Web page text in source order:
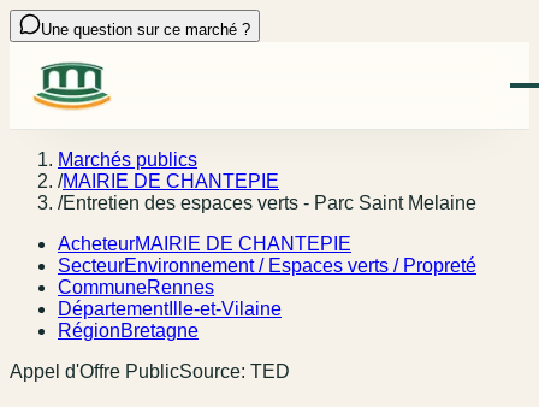
Une question sur ce marché ?
Marchés publics
/MAIRIE DE CHANTEPIE
/Entretien des espaces verts - Parc Saint Melaine
AcheteurMAIRIE DE CHANTEPIE
SecteurEnvironnement / Espaces verts / Propreté
CommuneRennes
DépartementIlle-et-Vilaine
RégionBretagne
Appel d'Offre PublicSource: TED